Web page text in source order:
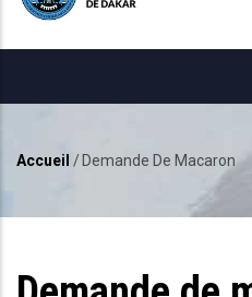
d'Ariane
Accueil / Demande De Macaron